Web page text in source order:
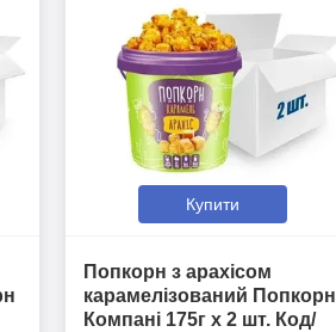
Купити
Попкорн з арахісом
карамелізований Попкорн
Компані 175г х 2 шт. Код/